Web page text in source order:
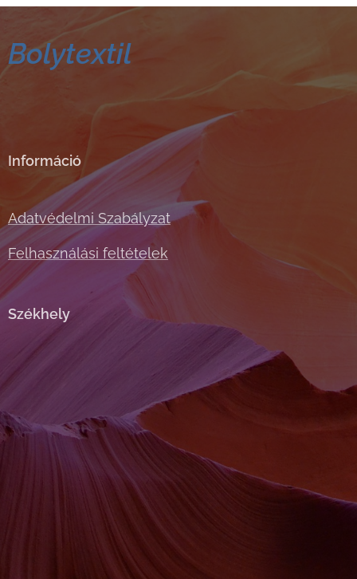
Bolytextil
Információ
Adatvédelmi Szabályzat
Felhasználási feltételek
Székhely